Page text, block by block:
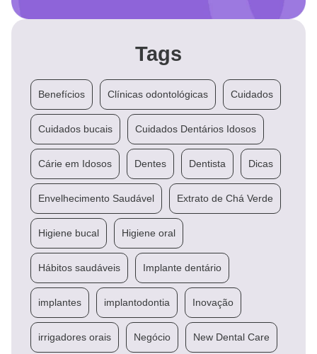
Tags
Benefícios Clínicas odontológicas Cuidados
Cuidados bucais Cuidados Dentários Idosos
Cárie em Idosos Dentes Dentista Dicas
Envelhecimento Saudável Extrato de Chá Verde
Higiene bucal Higiene oral
Hábitos saudáveis Implante dentário
implantes implantodontia Inovação
irrigadores orais Negócio New Dental Care